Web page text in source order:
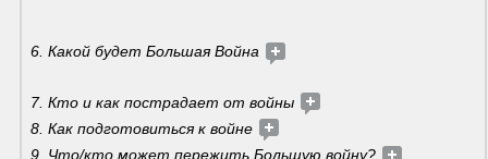
6. Какой будет Большая Война
7. Кто и как пострадает от войны
8. Как подготовиться к войне
9. Что/кто может пережить Большую войну?